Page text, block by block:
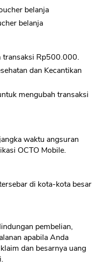
belanja
belanja
transaksi Rp500.000.
dan Kecantikan
mengubah transaksi
waktu angsuran
OCTO Mobile.
di kota-kota besar
pembelian,
apabila Anda
dan besarnya uang
OK
CANCEL